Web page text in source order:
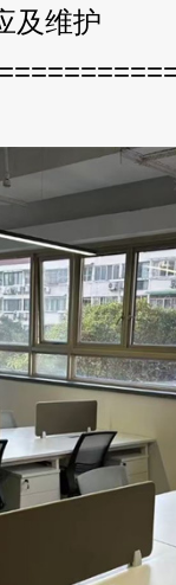
及维护